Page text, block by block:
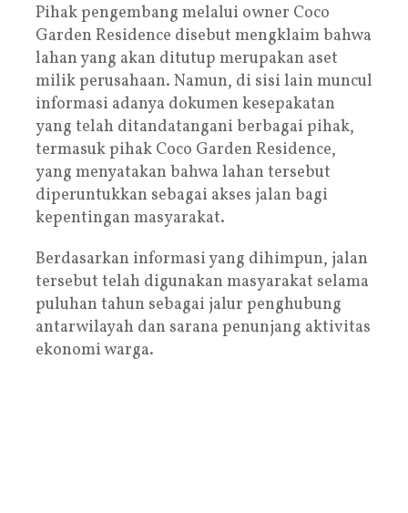
Pihak pengembang melalui owner Coco
Garden Residence disebut mengklaim bahwa
lahan yang akan ditutup merupakan aset
milik perusahaan. Namun, di sisi lain muncul
informasi adanya dokumen kesepakatan
yang telah ditandatangani berbagai pihak,
termasuk pihak Coco Garden Residence,
yang menyatakan bahwa lahan tersebut
diperuntukkan sebagai akses jalan bagi
kepentingan masyarakat.
Berdasarkan informasi yang dihimpun, jalan
tersebut telah digunakan masyarakat selama
puluhan tahun sebagai jalur penghubung
antarwilayah dan sarana penunjang aktivitas
ekonomi warga.